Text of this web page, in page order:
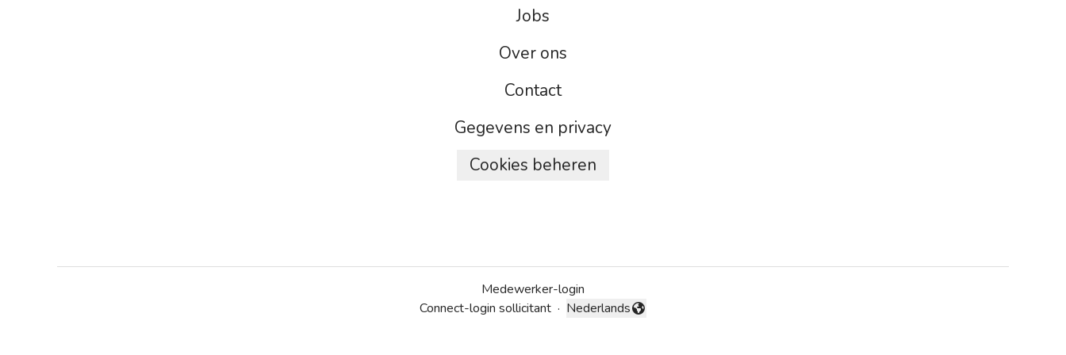
Jobs
Over ons
Contact
Gegevens en privacy
Cookies beheren
Medewerker-login
Connect-login sollicitant · Taal wijzigen
Nederlands